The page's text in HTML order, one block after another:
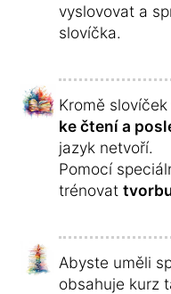
vyslovovat a
slovíčka.
Kromě
ke čtení a
jazyk netvoří.
Pomocí
trénovat
Abyste uměli
obsahuje kurz